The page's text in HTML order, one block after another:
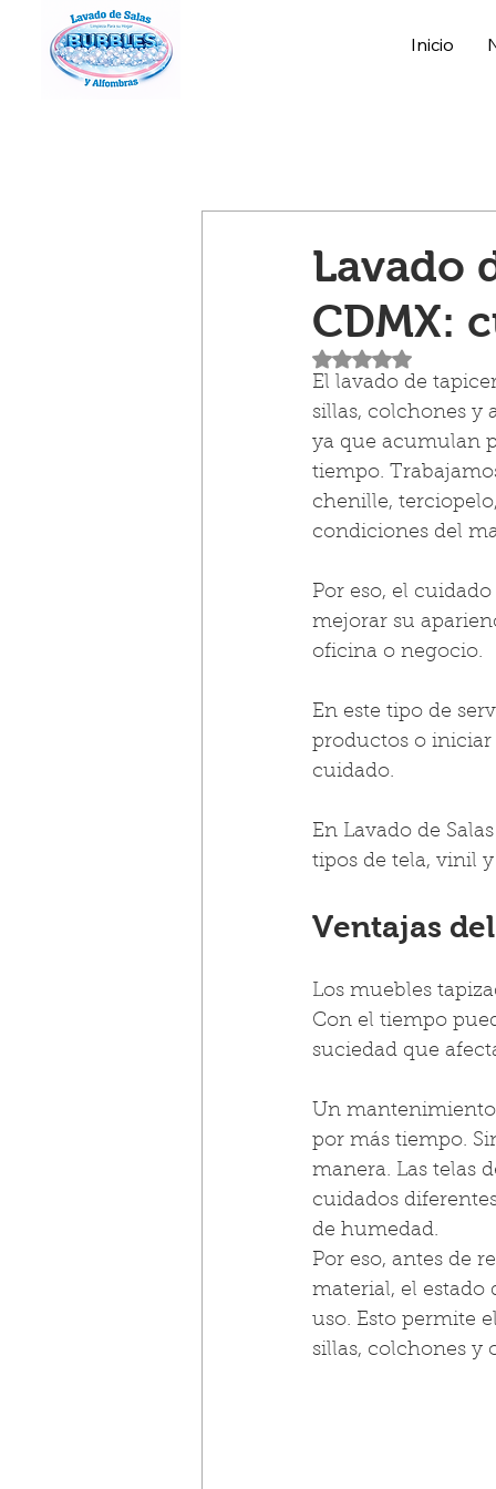
Inicio
Lavado
CDMX:
Obtuvo NaN de 5
El lavado de
sillas, colchones y
ya que acumulan
tiempo.
chenille,
condiciones del
Por eso, el
mejorar su
oficina o negocio.
En este tipo de
productos o
cuidado.
En Lavado de
tipos de tela, vinil
Ventajas
Los muebles
Con el tiempo
suciedad que
Un
por más tiempo.
manera. Las telas
cuidados
de humedad.
Por eso, antes de
material, el estado
uso. Esto permite
sillas, colchones y